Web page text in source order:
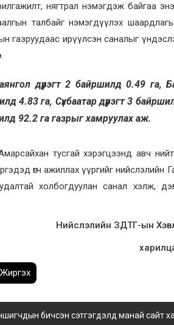
нягтрал нэмэгдэж байгаа
талбайг нэмэгдүүлэх
газруудаас ирүүлсэн саналыг
дүүрэгт 2 байршилд 0.49 га,
4.83 га, Сүхбаатар дүүрэгт 3
92.2 га газрыг хамруулах аж.
тусгай хэрэгцээнд авч
өгч ажиллах үүргийг нийслэлийн
холбогдуулан санал хэлж,
Нийслэлийн ЗДТГ-ын
Жиргэх
бичсэн сэтгэгдэлд манай сайт